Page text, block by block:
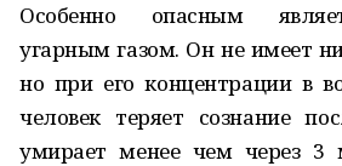
Особенно опасным
угарным газом. Он не имеет
но при его концентрации в
человек теряет сознание
умирает менее чем через 3